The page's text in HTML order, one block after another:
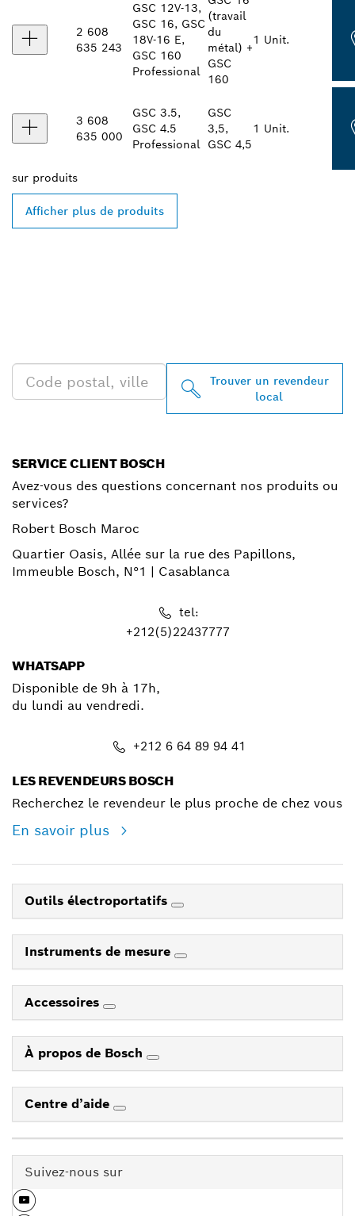
2 608
635 243
GSC 12V-13,
GSC 16, GSC
18V-16 E,
GSC 160
Professional
(travail
du
métal) +
GSC
160
1 Unit.
3 608
635 000
GSC 3.5,
GSC 4.5
Professional
GSC
3,5,
GSC 4,5
1 Unit.
sur produits
Afficher plus de produits
Trouver un revendeur
local
SERVICE CLIENT BOSCH
Avez-vous des questions concernant nos produits ou
services?
Robert Bosch Maroc
Quartier Oasis, Allée sur la rue des Papillons,
Immeuble Bosch, N°1 | Casablanca
tel:
+212(5)22437777
WHATSAPP
Disponible de 9h à 17h,
du lundi au vendredi.
+212 6 64 89 94 41
LES REVENDEURS BOSCH
Recherchez le revendeur le plus proche de chez vous
En savoir plus
Outils électroportatifs
Instruments de mesure
Accessoires
À propos de Bosch
Centre d’aide
Suivez-nous sur